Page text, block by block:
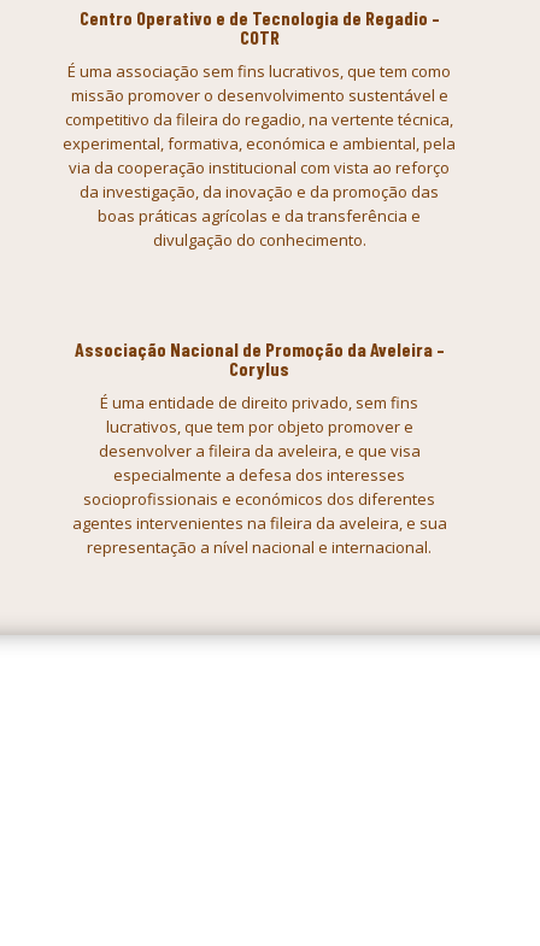
Centro Operativo e de Tecnologia de Regadio –
COTR
É uma associação sem fins lucrativos, que tem como
missão promover o desenvolvimento sustentável e
competitivo da fileira do regadio, na vertente técnica,
experimental,formativa, económica e ambiental, pela
via da cooperação institucional com vista ao reforço
da investigação, da inovação e da promoção das
boas práticas agrícolas e da transferência e
divulgação do conhecimento.
Associação Nacional de Promoção da Aveleira –
Corylus
É uma entidade de direito privado, sem fins
lucrativos, que tem por objeto promover e
desenvolver a fileira da aveleira, e que visa
especialmente a defesa dos interesses
socioprofissionais e económicos dos diferentes
agentes intervenientes na fileira da aveleira, e sua
representação a nível nacional e internacional.